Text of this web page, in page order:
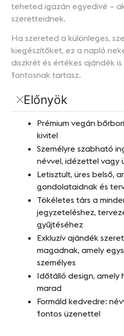
teheted igazán egyedivé –
szeretteidnek.
Ha szereted a különleges,
kiegészítőket, ez a napló
diszkrét és értékes ajándék
fontosnak tartasz.
Előnyök
Prémium vegán
kivitel
Személyre szabható
névvel, idézettel vagy
Letisztult, üres belső,
gondolataidnak és
Tökéletes társ a
jegyzeteléshez,
gyűjtéséhez
Exkluzív ajándék
magadnak, amely
személyes
Időtálló design, amely
marad
Formáld kedvedre:
fontos üzenettel